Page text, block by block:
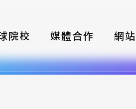
院校 媒體合作 網